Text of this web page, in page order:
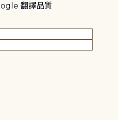
翻譯品質